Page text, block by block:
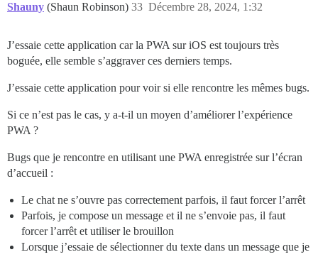
Shauny (Shaun Robinson) Décembre 28, 2024, 1:32
33
J’essaie cette application car la PWA sur iOS est toujours très
boguée, elle semble s’aggraver ces derniers temps.
J’essaie cette application pour voir si elle rencontre les mêmes bugs.
Si ce n’est pas le cas, y a-t-il un moyen d’améliorer l’expérience
PWA ?
Bugs que je rencontre en utilisant une PWA enregistrée sur l’écran
d’accueil :
Le chat ne s’ouvre pas correctement parfois, il faut forcer l’arrêt
Parfois, je compose un message et il ne s’envoie pas, il faut
forcer l’arrêt et utiliser le brouillon
Lorsque j’essaie de sélectionner du texte dans un message que je